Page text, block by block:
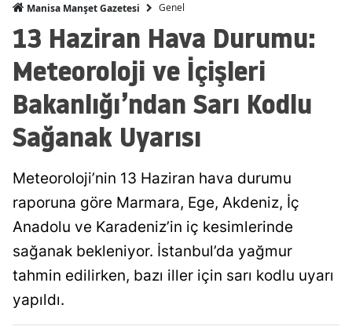
Manisa Manşet Gazetesi Genel
13 Haziran Hava Durumu:
Meteoroloji ve İçişleri
Bakanlığı’ndan Sarı Kodlu
Sağanak Uyarısı
Meteoroloji’nin 13 Haziran hava durumu
raporuna göre Marmara, Ege, Akdeniz, İç
Anadolu ve Karadeniz’in iç kesimlerinde
sağanak bekleniyor. İstanbul’da yağmur
tahmin edilirken, bazı iller için sarı kodlu uyarı
yapıldı.